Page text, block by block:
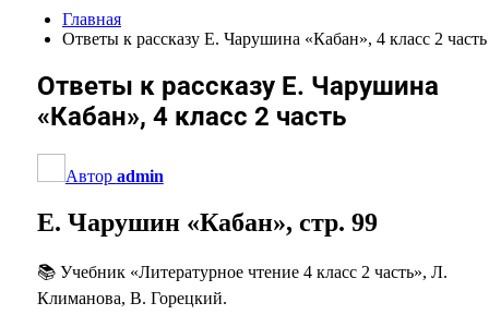
Главная
Ответы к рассказу Е. Чарушина «Кабан», 4 класс 2 часть
Ответы к рассказу Е. Чарушина
«Кабан», 4 класс 2 часть
Автор admin
Е. Чарушин «Кабан», стр. 99
📚 Учебник «Литературное чтение 4 класс 2 часть», Л.
Климанова, В. Горецкий.